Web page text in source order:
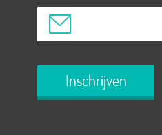
Inschrijven